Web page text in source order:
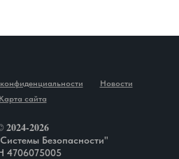
Новости
Карта сайта
2024-2026
Безопасности"
4706075005